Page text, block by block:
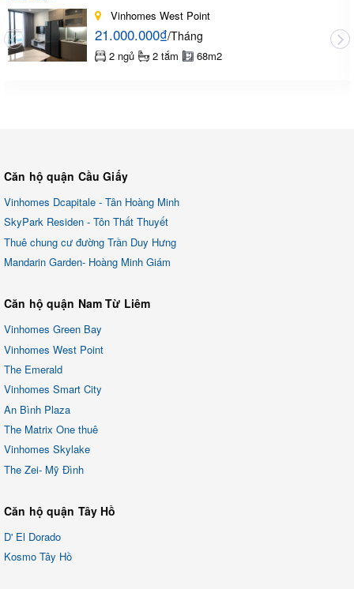
Vinhomes West Point
21.000.000₫/Tháng
2 ngủ 2 tắm 68m2
Căn hộ quận Cầu Giấy
Vinhomes Dcapitale - Tân Hoàng Minh
SkyPark Residen - Tôn Thất Thuyết
Thuê chung cư đường Trần Duy Hưng
Mandarin Garden- Hoàng Minh Giám
Căn hộ quận Nam Từ Liêm
Vinhomes Green Bay
Vinhomes West Point
The Emerald
Vinhomes Smart City
An Bình Plaza
The Matrix One thuê
Vinhomes Skylake
The Zei- Mỹ Đình
Căn hộ quận Tây Hồ
D' El Dorado
Kosmo Tây Hồ